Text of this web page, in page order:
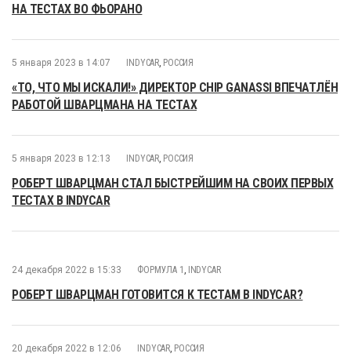
НА ТЕСТАХ ВО ФЬОРАНО
5 января 2023 в 14:07 INDYCAR, РОССИЯ
«ТО, ЧТО МЫ ИСКАЛИ!» ДИРЕКТОР CHIP GANASSI ВПЕЧАТЛЁН
РАБОТОЙ ШВАРЦМАНА НА ТЕСТАХ
5 января 2023 в 12:13 INDYCAR, РОССИЯ
РОБЕРТ ШВАРЦМАН СТАЛ БЫСТРЕЙШИМ НА СВОИХ ПЕРВЫХ
ТЕСТАХ В INDYCAR
24 декабря 2022 в 15:33 ФОРМУЛА 1 , INDYCAR
РОБЕРТ ШВАРЦМАН ГОТОВИТСЯ К ТЕСТАМ В INDYCAR?
20 декабря 2022 в 12:06 INDYCAR, РОССИЯ